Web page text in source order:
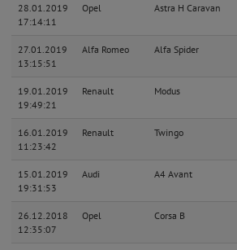
28.01.2019
17:14:11
Opel Astra H Caravan
27.01.2019
13:15:51
Alfa Romeo Alfa Spider
19.01.2019
19:49:21
Renault Modus
16.01.2019
11:23:42
Renault Twingo
15.01.2019
19:31:53
Audi A4 Avant
26.12.2018
12:35:07
Opel Corsa B